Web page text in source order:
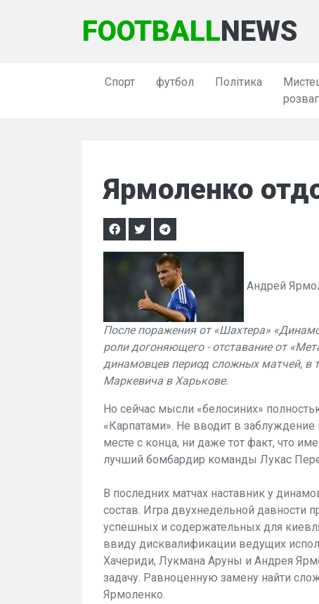
FOOTBALLNEWS
Спорт футбол Політика
Ярмоленко
Андрей
После поражения от «Шахтера»
роли догоняющего - отставание от
динамовцев период сложных матчей,
Маркевича в Харькове.
Но сейчас мысли «бело­синих»
«Карпатами». Не вводит в
ме­сте с конца, ни даже тот факт, что
лучший бомбар­дир команды Лукас
В последних матчах наставник у
состав. Игра двухнедельной давности
успешных и со­держательных для
ввиду дисквалифика­ции ведущих
Хачериди, Лукмана Аруны и Андрея
задачу. Равно­ценную замену найти
Ярмоленко.